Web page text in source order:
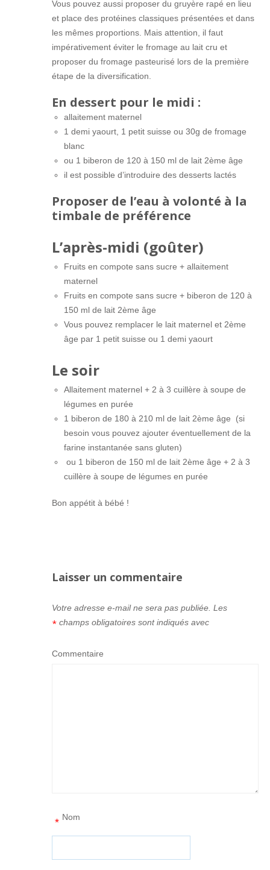
Vous pouvez aussi proposer du gruyère rapé en lieu
et place des protéines classiques présentées et dans
les mêmes proportions. Mais attention, il faut
impérativement éviter le fromage au lait cru et
proposer du fromage pasteurisé lors de la première
étape de la diversification.
En dessert pour le midi :
allaitement maternel
1 demi yaourt, 1 petit suisse ou 30g de fromage
blanc
ou 1 biberon de 120 à 150 ml de lait 2ème âge
il est possible d’introduire des desserts lactés
Proposer de l’eau à volonté à la
timbale de préférence
L’après-midi (goûter)
Fruits en compote sans sucre + allaitement
maternel
Fruits en compote sans sucre + biberon de 120 à
150 ml de lait 2ème âge
Vous pouvez remplacer le lait maternel et 2ème
âge par 1 petit suisse ou 1 demi yaourt
Le soir
Allaitement maternel + 2 à 3 cuillère à soupe de
légumes en purée
1 biberon de 180 à 210 ml de lait 2ème âge (si
besoin vous pouvez ajouter éventuellement de la
farine instantanée sans gluten)
ou 1 biberon de 150 ml de lait 2ème âge + 2 à 3
cuillère à soupe de légumes en purée
Bon appétit à bébé !
Laisser un commentaire
Votre adresse e-mail ne sera pas publiée. Les
champs obligatoires sont indiqués avec
*
Commentaire
Nom
*